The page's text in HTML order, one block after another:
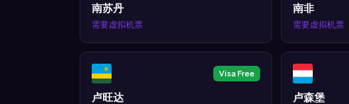
南苏丹
需要虚拟机票
南非
需要虚拟机票
Visa Free
卢旺达 卢森堡